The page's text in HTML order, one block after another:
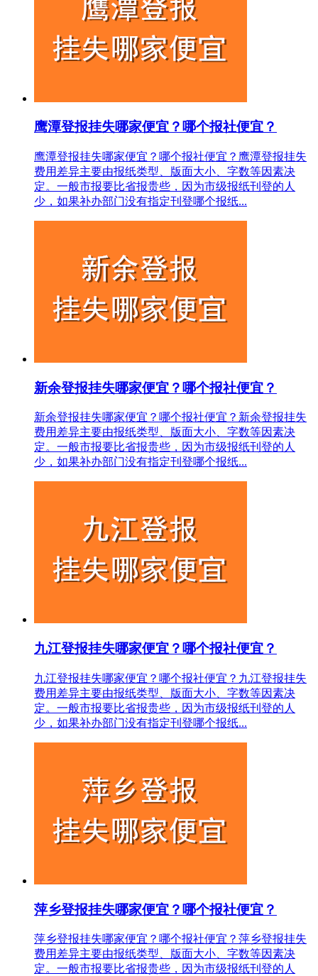
鹰潭登报挂失哪家便宜？哪个报社便宜？
鹰潭登报挂失哪家便宜？哪个报社便宜？鹰潭登报挂失
费用差异主要由报纸类型、版面大小、字数等因素决
定。一般市报要比省报贵些，因为市级报纸刊登的人
少，如果补办部门没有指定刊登哪个报纸...
新余登报挂失哪家便宜？哪个报社便宜？
新余登报挂失哪家便宜？哪个报社便宜？新余登报挂失
费用差异主要由报纸类型、版面大小、字数等因素决
定。一般市报要比省报贵些，因为市级报纸刊登的人
少，如果补办部门没有指定刊登哪个报纸...
九江登报挂失哪家便宜？哪个报社便宜？
九江登报挂失哪家便宜？哪个报社便宜？九江登报挂失
费用差异主要由报纸类型、版面大小、字数等因素决
定。一般市报要比省报贵些，因为市级报纸刊登的人
少，如果补办部门没有指定刊登哪个报纸...
萍乡登报挂失哪家便宜？哪个报社便宜？
萍乡登报挂失哪家便宜？哪个报社便宜？萍乡登报挂失
费用差异主要由报纸类型、版面大小、字数等因素决
定。一般市报要比省报贵些，因为市级报纸刊登的人